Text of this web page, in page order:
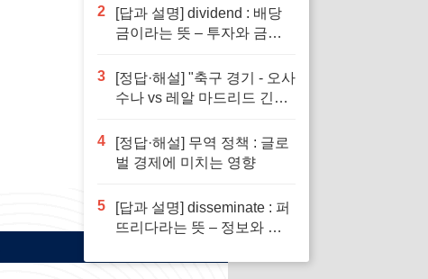
2
[답과 설명] dividend : 배당
금이라는 뜻 – 투자와 금융
알아야 할 단어입니다
3
[정답·해설] "축구 경기 - 오사
수나 vs 레알 마드리드 긴장
4
[정답·해설] 무역 정책 : 글로
벌 경제에 미치는 영향
5
[답과 설명] disseminate : 퍼
뜨리다라는 뜻 – 정보와 지
할을 하는 단어